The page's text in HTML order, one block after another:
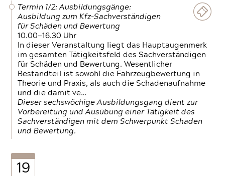
Termin 1/2: Ausbildungsgänge:
Ausbildung zum Kfz-Sachverständigen
für Schäden und Bewertung
10.00—16.30 Uhr
In dieser Veranstaltung liegt das Hauptaugenmerk
im gesamten Tätigkeitsfeld des Sachverständigen
für Schäden und Bewertung. Wesentlicher
Bestandteil ist sowohl die Fahrzeugbewertung in
Theorie und Praxis, als auch die Schadenaufnahme
und die damit ve…
Dieser sechswöchige Ausbildungsgang dient zur
Vorbereitung und Ausübung einer Tätigkeit des
Sachverständigen mit dem Schwerpunkt Schaden
und Bewertung.
19